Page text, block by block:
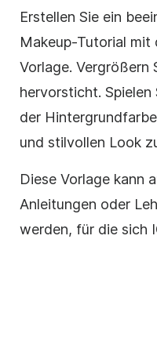
Erstellen Sie ein
Makeup-Tutorial mit
Vorlage. Vergrößern
hervorsticht.
der
und stilvollen Look
Diese Vorlage kann
Anleitungen oder
werden, für die sich